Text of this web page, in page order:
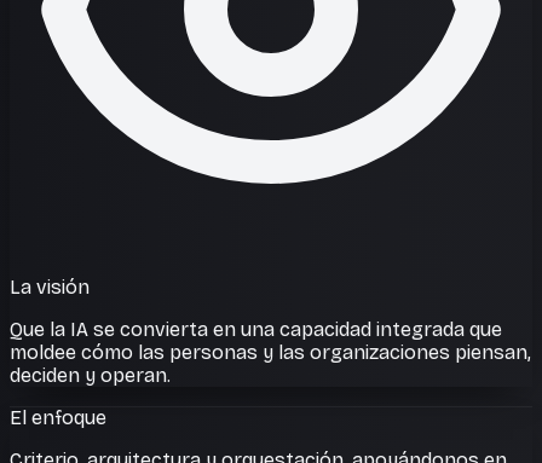
La visión
Que la IA se convierta en una capacidad integrada que
moldee cómo las personas y las organizaciones piensan,
deciden y operan.
El enfoque